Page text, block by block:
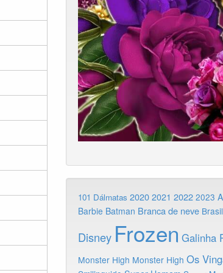
101 Dálmatas 2020 2021 2022 2023
Barbie Batman Branca de neve Brasil
Disney Frozen Galinha
Monster High Monster High Os